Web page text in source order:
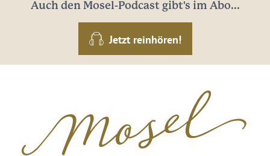
Auch den Mosel-Podcast gibt's im Abo...
Jetzt reinhören!